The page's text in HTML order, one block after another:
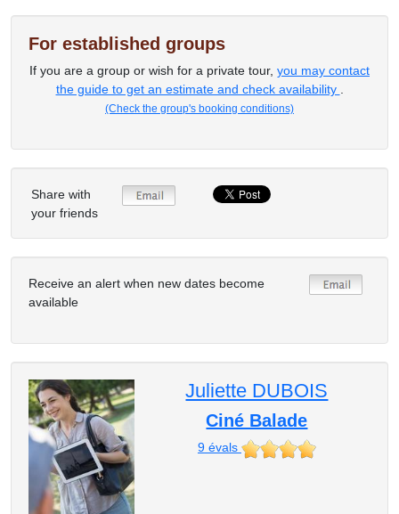
For established groups
If you are a group or wish for a private tour, you may contact
the guide to get an estimate and check availability
(Check the group's booking conditions)
Share with
your friends
Receive an alert when new dates become
available
Juliette DUBOIS
Ciné Balade
9évals